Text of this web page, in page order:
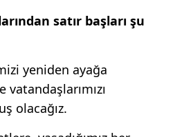
satır başları şu
yeniden ayağa
vatandaşlarımızı
olacağız.